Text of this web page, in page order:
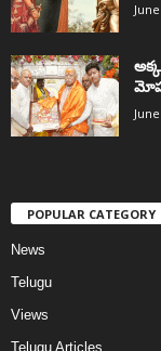
POPULAR CATEGORY
News
Telugu
Views
Telugu Articles